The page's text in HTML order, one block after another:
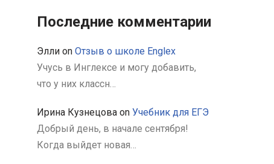
Последние комментарии
Элли on Отзыв о школе Englex
Учусь в Инглексе и могу добавить,
что у них классн…
Ирина Кузнецова on Учебник для ЕГЭ
Добрый день, в начале сентября!
Когда выйдет новая…